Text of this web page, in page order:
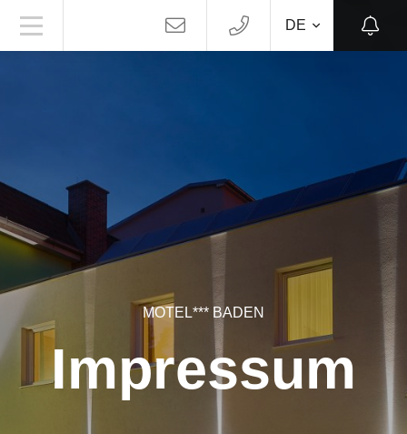
DE
MOTEL*** BADEN
Impressum